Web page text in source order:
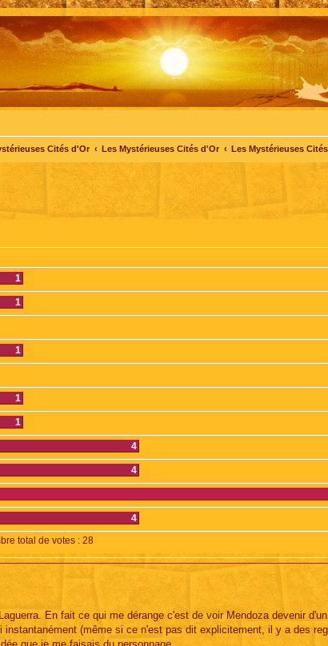
Cités d'Or Les Mystérieuses Cités d'Or Les Mystérieuses
1
1
1
1
1
4
4
4
total de votes : 28
En fait ce qui me dérange c'est de voir Mendoza devenir
(même si ce n'est pas dit explicitement, il y a des